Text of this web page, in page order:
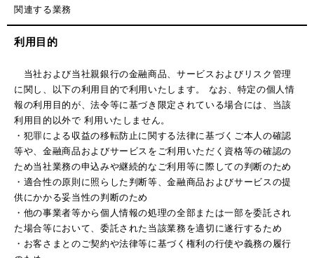
関連する業務
利用目的
当社および当社親銀行の金融商品、サービスおよびリスク管理
に関し、以下の利用目的で利用いたします。 なお、特定の個人情
報の利用目的が、法令等に基づき限定されている場合には、当該
利用目的以外で 利用いたしません。
・犯罪による収益の移転防止に関する法律に基づくご本人の確認
等や、金融商品およびサービスをご利用いただく資格等の確認の
ため当社業務の申込みや継続的なご利用等に際しての判断のため
・適合性の原則に照らした判断等、金融商品およびサービスの提
供にかかる妥当性の判断のため
・他の事業者等から個人情報の処理の全部または一部を委託され
た場合等において、委託された当該業務を適切に遂行するため
・お客さまとのご契約や法律等に基づく権利の行使や義務の履行